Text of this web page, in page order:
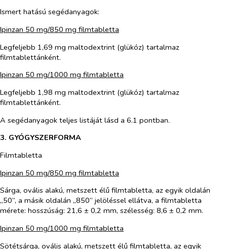
Ismert hatású segédanyagok:
Ipinzan 50 mg/850 mg filmtabletta
Legfeljebb 1,69 mg maltodextrint (glükóz) tartalmaz
filmtablettánként.
Ipinzan 50 mg/1000 mg filmtabletta
Legfeljebb 1,98 mg maltodextrint (glükóz) tartalmaz
filmtablettánként.
A segédanyagok teljes listáját lásd a 6.1 pontban.
3. GYÓGYSZERFORMA
Filmtabletta
Ipinzan 50 mg/850 mg filmtabletta
Sárga, ovális alakú, metszett élű filmtabletta, az egyik oldalán
„50”, a másik oldalán „850” jelöléssel ellátva, a filmtabletta
mérete: hosszúság: 21,6 ± 0,2 mm, szélesség: 8,6 ± 0,2 mm.
Ipinzan 50 mg/1000 mg filmtabletta
Sötétsárga, ovális alakú, metszett élű filmtabletta, az egyik